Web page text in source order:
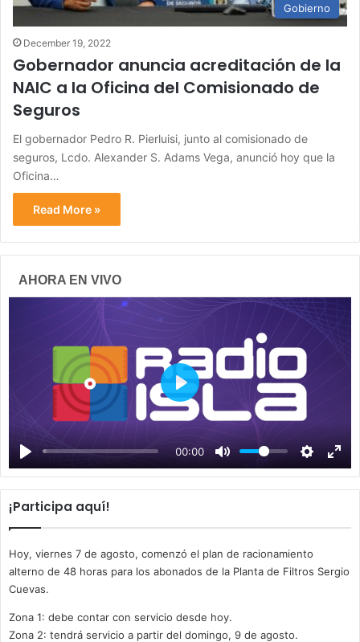
Gobierno
December 19, 2022
Gobernador anuncia acreditación de la
NAIC a la Oficina del Comisionado de
Seguros
El gobernador Pedro R. Pierluisi, junto al comisionado de
seguros, Lcdo. Alexander S. Adams Vega, anunció hoy que la
Oficina…
Read More »
AHORA EN VIVO
00:00
P
a
y
¡Participa aquí!
Hoy, viernes 7 de agosto, comenzó el plan de racionamiento
alterno de 48 horas para los abonados de la Planta de Filtros Sergio
Cuevas.
Zona 1: debe contar con servicio desde hoy.
Zona 2: tendrá servicio a partir del domingo, 9 de agosto.